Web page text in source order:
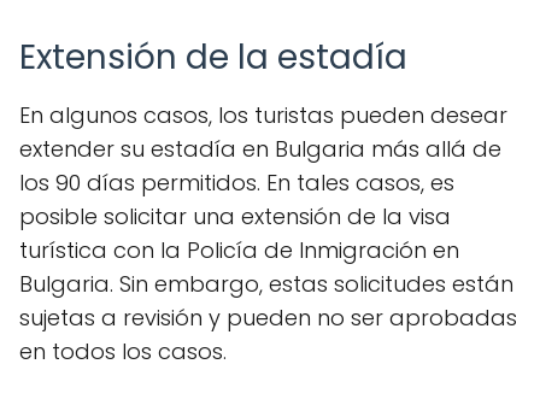
Extensión de la estadía
En algunos casos, los turistas pueden desear
extender su estadía en Bulgaria más allá de
los 90 días permitidos. En tales casos, es
posible solicitar una extensión de la visa
turística con la Policía de Inmigración en
Bulgaria. Sin embargo, estas solicitudes están
sujetas a revisión y pueden no ser aprobadas
en todos los casos.